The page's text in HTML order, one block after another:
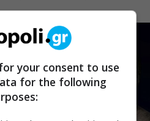
your consent to use
for the following